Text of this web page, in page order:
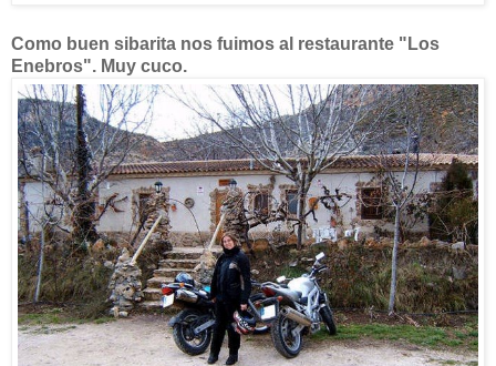
Como buen sibarita nos fuimos al restaurante "Los
Enebros". Muy cuco.